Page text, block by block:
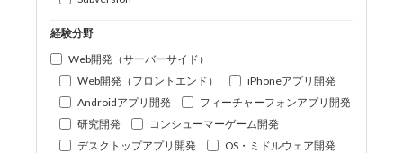
経験分野
Web開発（サーバーサイド）
Web開発（フロントエンド）
iPhoneアプリ開発
Androidアプリ開発
フィーチャーフォンアプリ開発
研究開発
コンシューマーゲーム開発
デスクトップアプリ開発
OS・ミドルウェア開発